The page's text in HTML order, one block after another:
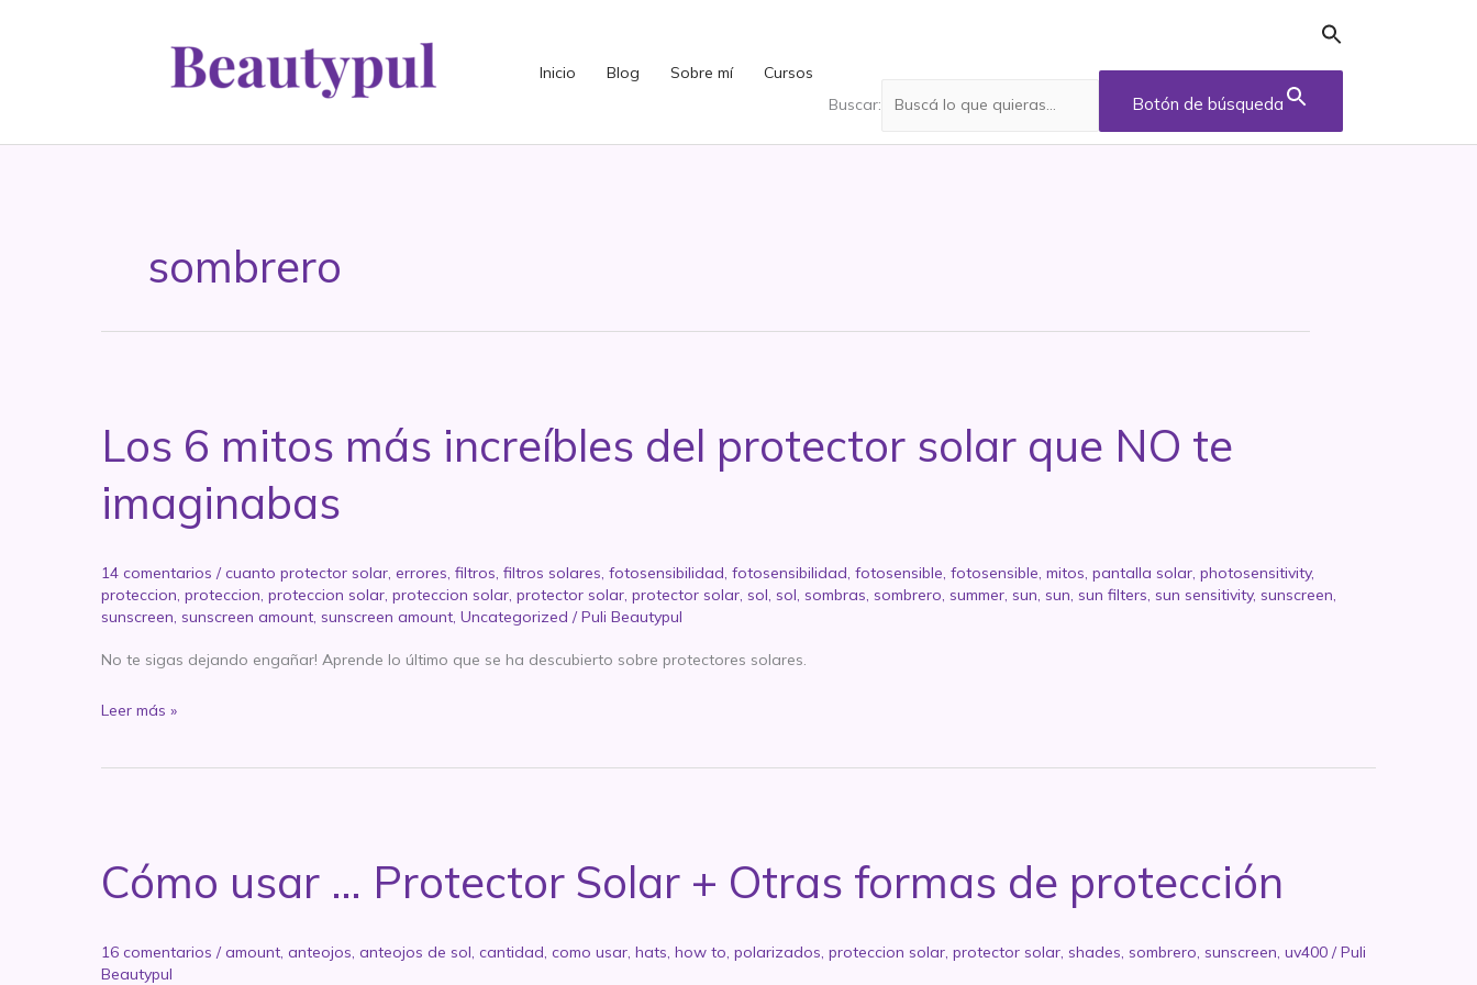
Inicio Blog Sobre mí
Cursos
Buscar:
Botón de búsqueda
sombrero
Los 6 mitos más increíbles del protector solar que NO te
imaginabas
14 comentarios /cuanto protector solar, errores, filtros, filtros solares, fotosensibilidad, fotosensibilidad, fotosensible, fotosensible, mitos, pantalla solar, photosensitivity,
proteccion, proteccion, proteccion solar, proteccion solar, protector solar, protector solar, sol, sol, sombras, sombrero, summer, sun, sun, sun filters, sun sensitivity, sunscreen,
sunscreen, sunscreen amount, sunscreen amount, Uncategorized /Puli Beautypul
No te sigas dejando engañar! Aprende lo último que se ha descubierto sobre protectores solares.
Los
mitos
protector
solar
NO
Leer más »
Cómo usar … Protector Solar + Otras formas de protección
16 comentarios /amount, anteojos, anteojos de sol, cantidad, como usar, hats, how to, polarizados, proteccion solar, protector solar, shades, sombrero, sunscreen, uv400 /Puli
Beautypul